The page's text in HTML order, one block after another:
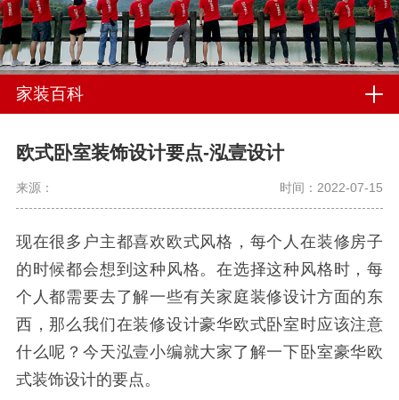
家装百科
欧式卧室装饰设计要点-泓壹设计
来源： 时间：2022-07-15
现在很多户主都喜欢欧式风格，每个人在装修房子
的时候都会想到这种风格。在选择这种风格时，每
个人都需要去了解一些有关家庭装修设计方面的东
西，那么我们在装修设计豪华欧式卧室时应该注意
什么呢？今天泓壹小编就大家了解一下卧室豪华欧
式装饰设计的要点。